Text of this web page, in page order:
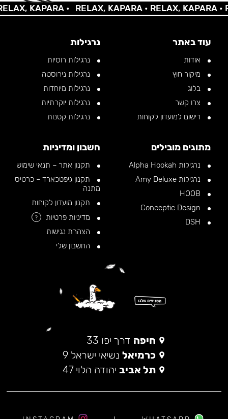
KAPARA • RELAX, KAPARA •RELAX, KAPARA •
עוד באתר
אודות
מיקור חוץ
בלוג
צרו קשר
רישום למועדון לקוחות
נרגילות
נרגילות רוסיות
נרגילות נירוסטה
נרגילות מיוחדות
נרגילות יוקרתיות
נרגילות קטנות
מתוגים מובילים
נרגילות Alpha Hookah
נרגילות Amy Deluxe
חשבון ומדיניות
תקנון אתר – תנאי שימוש
תקנון גיפטכארד – כרטיס
מתנה
תקנון מועדון לקוחות
מדיניות פרטיות
?
הצהרת נגישות
החשבון שלי
חיפה דרך יפו 33
כרמיאל נשיאי ישראל 9
תל אביב יהודה הלוי 47